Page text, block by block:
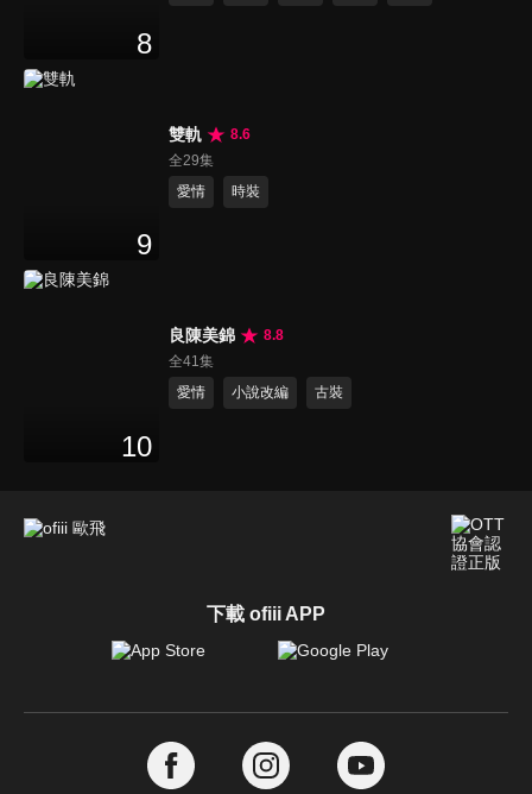
8
9
雙軌
8.6
全29集
愛情
時裝
10
良陳美錦
8.8
全41集
愛情
小說改編 古裝
下載 ofiii APP